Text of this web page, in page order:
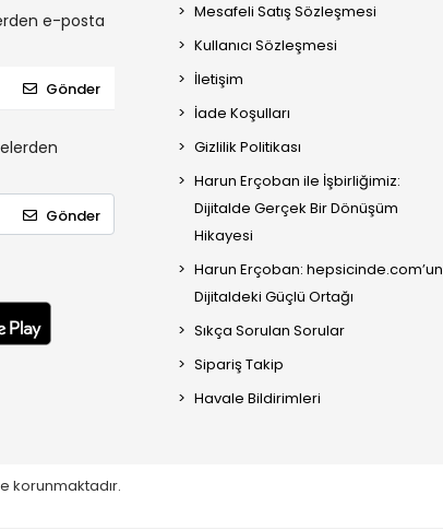
e-posta
Gönder
Gönder
Mesafeli Satış Sözleşmesi
Kullanıcı Sözleşmesi
İletişim
İade Koşulları
Gizlilik Politikası
Harun Erçoban ile İşbirliğimiz:
Dijitalde Gerçek Bir Dönüşüm
Hikayesi
Harun Erçoban: hepsicinde.com’un
Dijitaldeki Güçlü Ortağı
Sıkça Sorulan Sorular
Sipariş Takip
Havale Bildirimleri
korunmaktadır.